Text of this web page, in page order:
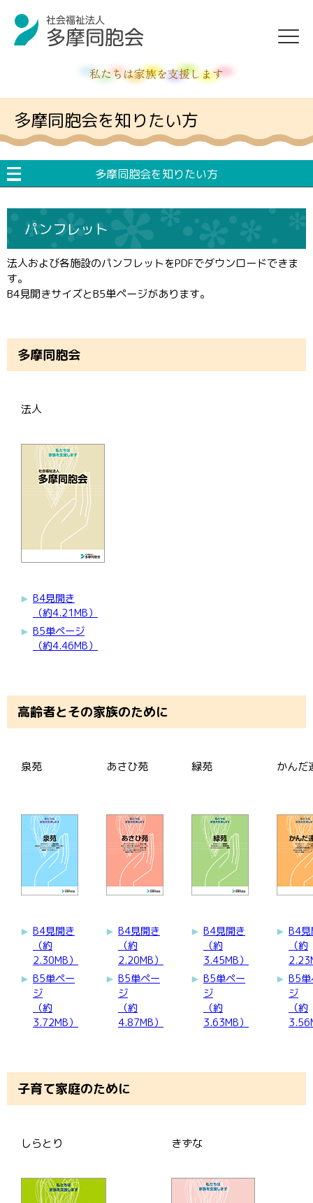
私たちは家族を支援します
多摩同胞会を知りたい方
多摩同胞会を知りたい方
パンフレット
法人および各施設のパンフレットをPDFでダウンロードできま
す。
B4見開きサイズとB5単ページがあります。
多摩同胞会
法人
B4見開き
（約4.21MB）
B5単ページ
（約4.46MB）
高齢者とその家族のために
泉苑 あさひ苑 緑苑 かんだ
B4見開き
（約
2.30MB）
B5単ペー
ジ
（約
3.72MB）
B4見開き
（約
2.20MB）
B5単ペー
ジ
（約
4.87MB）
B4見開き
（約
3.45MB）
B5単ペー
ジ
（約
3.63MB）
B4
（約
B5
ジ
（約
子育て家庭のために
しらとり きずな